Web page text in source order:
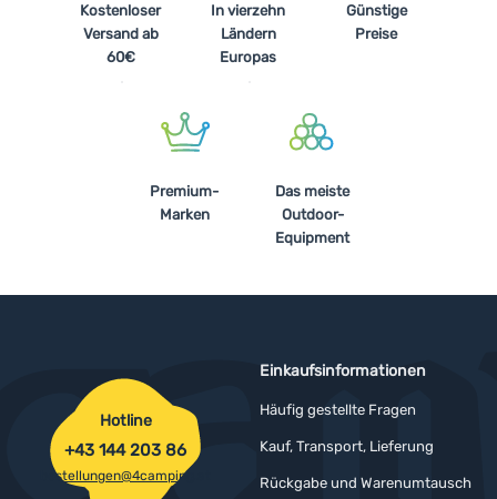
Kostenloser
Versand ab
60€
In vierzehn
Ländern
Europas
Günstige
Preise
Premium-
Marken
Das meiste
Outdoor-
Equipment
Einkaufsinformationen
Häufig gestellte Fragen
Kauf, Transport, Lieferung
Rückgabe und Warenumtausch
Hotline
+43 144 203 86
bestellungen@4camping.at